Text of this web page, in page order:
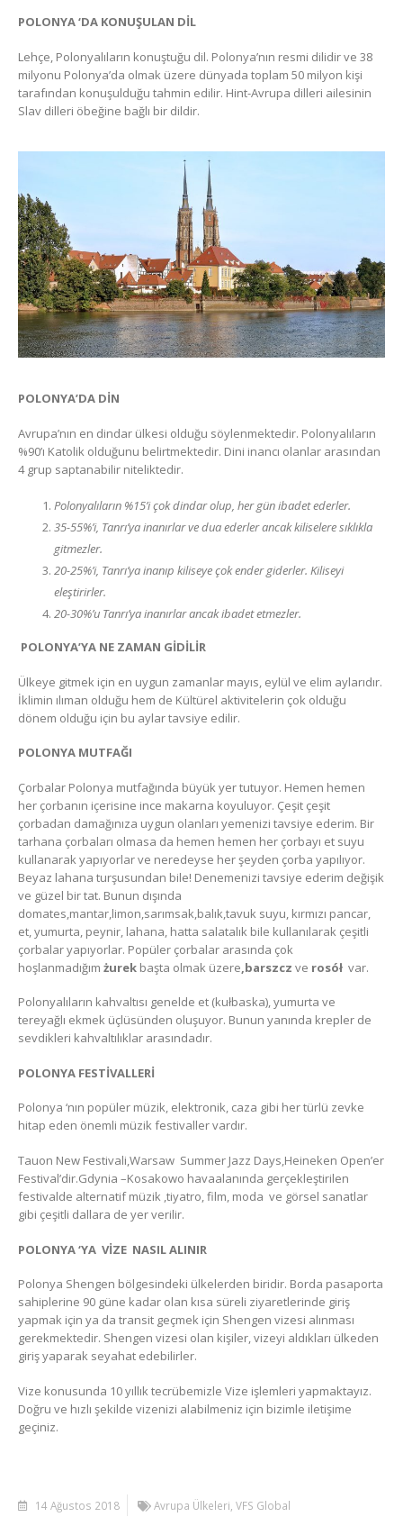
POLONYA ‘DA KONUŞULAN DİL
Lehçe, Polonyalıların konuştuğu dil. Polonya’nın resmi dilidir ve 38
milyonu Polonya’da olmak üzere dünyada toplam 50 milyon kişi
tarafından konuşulduğu tahmin edilir. Hint-Avrupa dilleri ailesinin
Slav dilleri öbeğine bağlı bir dildir.
POLONYA’DA DİN
Avrupa’nın en dindar ülkesi olduğu söylenmektedir. Polonyalıların
%90’ı Katolik olduğunu belirtmektedir. Dini inancı olanlar arasından
4 grup saptanabilir niteliktedir.
Polonyalıların %15’i çok dindar olup, her gün ibadet ederler.
35-55%’i, Tanrı’ya inanırlar ve dua ederler ancak kiliselere sıklıkla
gitmezler.
20-25%’i, Tanrı’ya inanıp kiliseye çok ender giderler. Kiliseyi
eleştirirler.
20-30%’u Tanrı’ya inanırlar ancak ibadet etmezler.
POLONYA’YA NE ZAMAN GİDİLİR
Ülkeye gitmek için en uygun zamanlar mayıs, eylül ve elim aylarıdır.
İklimin ılıman olduğu hem de Kültürel aktivitelerin çok olduğu
dönem olduğu için bu aylar tavsiye edilir.
POLONYA MUTFAĞI
Çorbalar Polonya mutfağında büyük yer tutuyor. Hemen hemen
her çorbanın içerisine ince makarna koyuluyor. Çeşit çeşit
çorbadan damağınıza uygun olanları yemenizi tavsiye ederim. Bir
tarhana çorbaları olmasa da hemen hemen her çorbayı et suyu
kullanarak yapıyorlar ve neredeyse her şeyden çorba yapılıyor.
Beyaz lahana turşusundan bile! Denemenizi tavsiye ederim değişik
ve güzel bir tat. Bunun dışında
domates,mantar,limon,sarımsak,balık,tavuk suyu, kırmızı pancar,
et, yumurta, peynir, lahana, hatta salatalık bile kullanılarak çeşitli
çorbalar yapıyorlar. Popüler çorbalar arasında çok
hoşlanmadığım żurek başta olmak üzere,barszcz ve rosół var.
Polonyalıların kahvaltısı genelde et (kułbaska), yumurta ve
tereyağlı ekmek üçlüsünden oluşuyor. Bunun yanında krepler de
sevdikleri kahvaltılıklar arasındadır.
POLONYA FESTİVALLERİ
Polonya ‘nın popüler müzik, elektronik, caza gibi her türlü zevke
hitap eden önemli müzik festivaller vardır.
Tauon New Festivali,Warsaw Summer Jazz Days,Heineken Open’er
Festival’dir.Gdynia –Kosakowo havaalanında gerçekleştirilen
festivalde alternatif müzik ,tiyatro, film, moda ve görsel sanatlar
gibi çeşitli dallara de yer verilir.
POLONYA ‘YA VİZE NASIL ALINIR
Polonya Shengen bölgesindeki ülkelerden biridir. Borda pasaporta
sahiplerine 90 güne kadar olan kısa süreli ziyaretlerinde giriş
yapmak için ya da transit geçmek için Shengen vizesi alınması
gerekmektedir. Shengen vizesi olan kişiler, vizeyi aldıkları ülkeden
giriş yaparak seyahat edebilirler.
Vize konusunda 10 yıllık tecrübemizle Vize işlemleri yapmaktayız.
Doğru ve hızlı şekilde vizenizi alabilmeniz için bizimle iletişime
geçiniz.
14 Ağustos 2018 Avrupa Ülkeleri ,VFS Global